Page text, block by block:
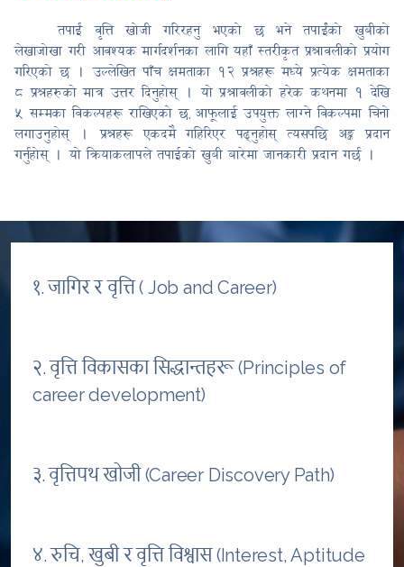
तपाईं वृत्ति खोजी गरिरहनु भएको छ भने तपाईँको खुबीको
लेखाजोखा गरी आवश्यक मार्गदर्शनका लागि यहाँ स्तरीकृत प्रश्नावलीको प्रयोग
गरिएको छ । उल्लेखित पाँच क्षमताका १२ प्रश्नहरू मध्ये प्रत्येक क्षमताका
८ प्रश्नहरुको मात्र उत्तर दिनुहोस् । यो प्रश्नावलीको हरेक कथनमा १ देखि
५ सम्मका विकल्पहरू राखिएको छ, आफूलाई उपयुक्त लाग्ने विकल्पमा चिनो
लगाउनुहोस् । प्रश्नहरू एकदमै गहिरिएर पढ्नुहोस् त्यसपछि अङ्क प्रदान
गर्नुहोस् । यो क्रियाकलापले तपाईको खुबी बारेमा जानकारी प्रदान गर्छ ।
१. जागिर र वृत्ति ( Job and Career)
२. वृत्ति विकासका सिद्धान्तहरू (Principles of
career development)
३. वृत्तिपथ खोजी (Career Discovery Path)
४. रुचि, खुबी र वृत्ति विश्वास (Interest, Aptitude